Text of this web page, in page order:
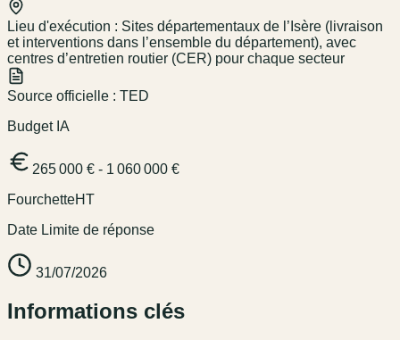
Lieu d'exécution : Sites départementaux de l’Isère (livraison
et interventions dans l’ensemble du département), avec
centres d’entretien routier (CER) pour chaque secteur
Source officielle : TED
Budget IA
265 000 € - 1 060 000 €
FourchetteHT
Date Limite de réponse
31/07/2026
Informations clés